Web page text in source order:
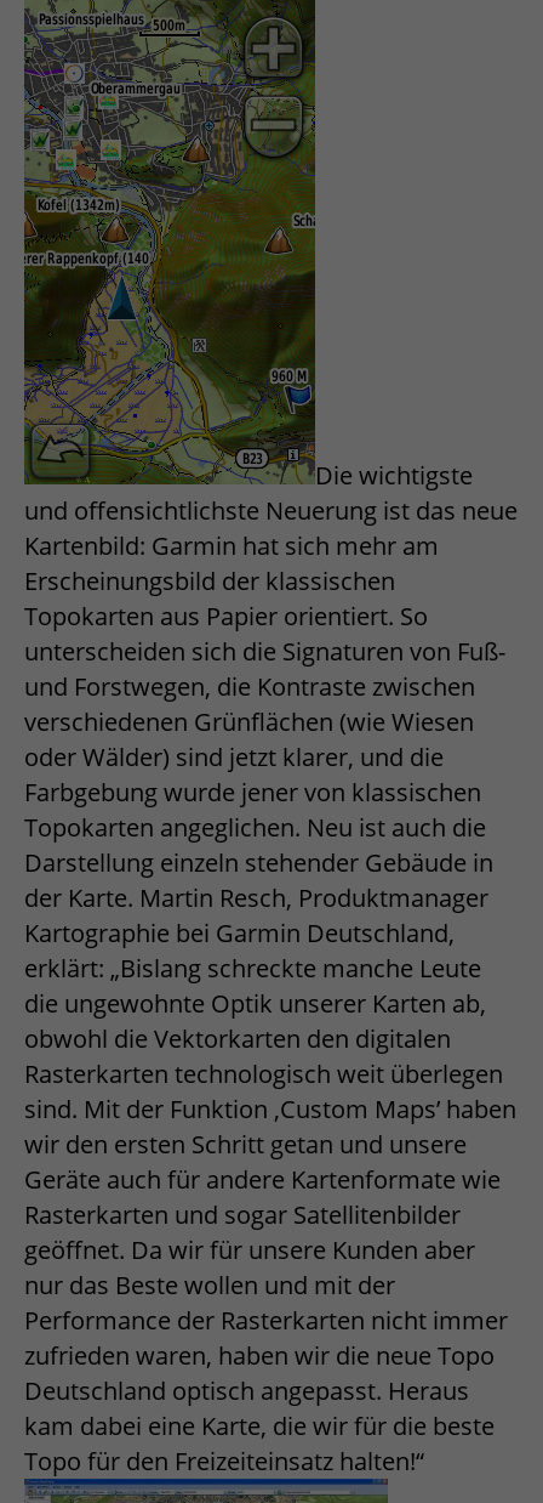
Die wichtigste
und offensichtlichste Neuerung ist das neue
Kartenbild: Garmin hat sich mehr am
Erscheinungsbild der klassischen
Topokarten aus Papier orientiert. So
unterscheiden sich die Signaturen von Fuß-
und Forstwegen, die Kontraste zwischen
verschiedenen Grünflächen (wie Wiesen
oder Wälder) sind jetzt klarer, und die
Farbgebung wurde jener von klassischen
Topokarten angeglichen. Neu ist auch die
Darstellung einzeln stehender Gebäude in
der Karte. Martin Resch, Produktmanager
Kartographie bei Garmin Deutschland,
erklärt: „Bislang schreckte manche Leute
die ungewohnte Optik unserer Karten ab,
obwohl die Vektorkarten den digitalen
Rasterkarten technologisch weit überlegen
sind. Mit der Funktion ‚Custom Maps’ haben
wir den ersten Schritt getan und unsere
Geräte auch für andere Kartenformate wie
Rasterkarten und sogar Satellitenbilder
geöffnet. Da wir für unsere Kunden aber
nur das Beste wollen und mit der
Performance der Rasterkarten nicht immer
zufrieden waren, haben wir die neue Topo
Deutschland optisch angepasst. Heraus
kam dabei eine Karte, die wir für die beste
Topo für den Freizeiteinsatz halten!“